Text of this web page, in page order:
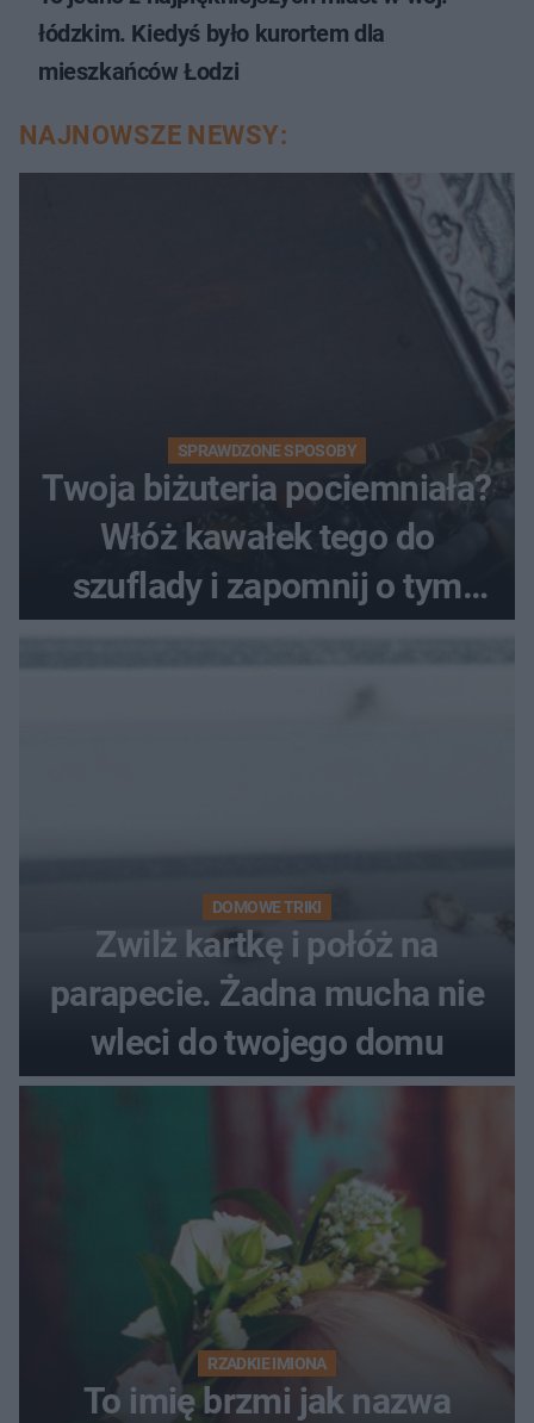
łódzkim. Kiedyś było kurortem dla
mieszkańców Łodzi
NAJNOWSZE NEWSY:
SPRAWDZONE SPOSOBY
Twoja biżuteria pociemniała?
Włóż kawałek tego do
szuflady i zapomnij o tym
problemie. Sposób na
DOMOWE TRIKI
Zwilż kartkę i połóż na
parapecie. Żadna mucha nie
wleci do twojego domu
RZADKIE IMIONA
To imię brzmi jak nazwa